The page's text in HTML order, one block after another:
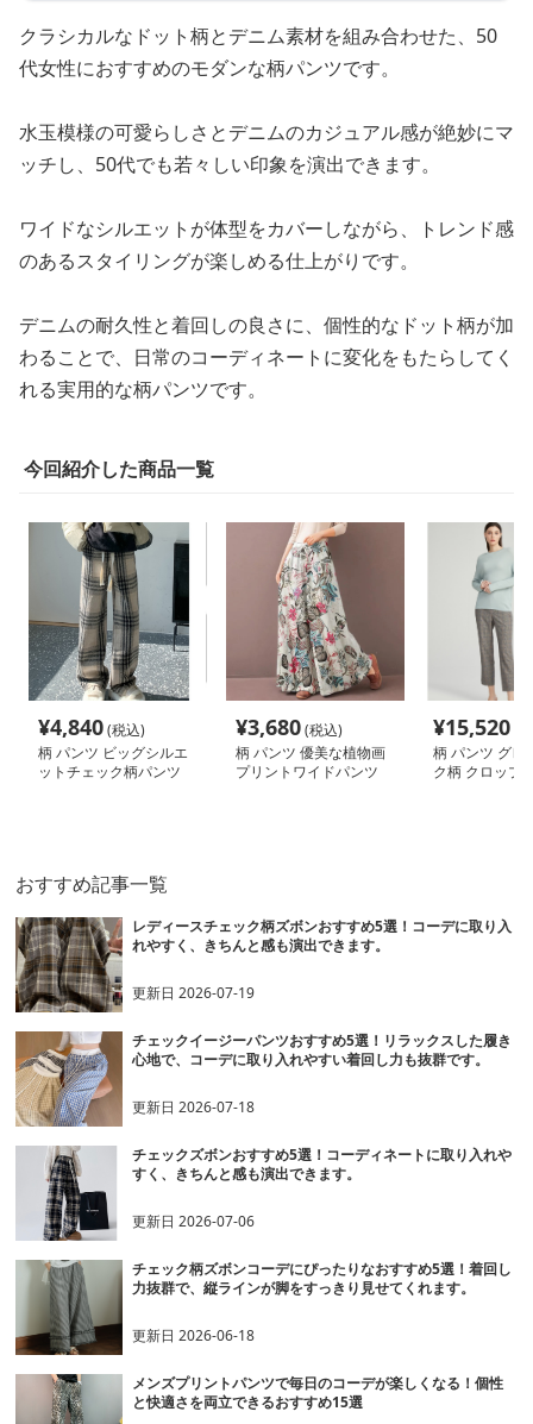
クラシカルなドット柄とデニム素材を組み合わせた、50
代女性におすすめのモダンな柄パンツです。
水玉模様の可愛らしさとデニムのカジュアル感が絶妙にマ
ッチし、50代でも若々しい印象を演出できます。
ワイドなシルエットが体型をカバーしながら、トレンド感
のあるスタイリングが楽しめる仕上がりです。
デニムの耐久性と着回しの良さに、個性的なドット柄が加
わることで、日常のコーディネートに変化をもたらしてく
れる実用的な柄パンツです。
今回紹介した商品一覧
¥4,840(税込)
柄 パンツ ビッグシルエ
ットチェック柄パンツ
¥3,680(税込)
柄 パンツ 優美な植物画
プリントワイドパンツ
¥15,520
柄 パンツ グレ
ク柄 クロップ
おすすめ記事一覧
レディースチェック柄ズボンおすすめ5選！コーデに取り入
れやすく、きちんと感も演出できます。
更新日2026-07-19
チェックイージーパンツおすすめ5選！リラックスした履き
心地で、コーデに取り入れやすい着回し力も抜群です。
更新日2026-07-18
チェックズボンおすすめ5選！コーディネートに取り入れや
すく、きちんと感も演出できます。
更新日2026-07-06
チェック柄ズボンコーデにぴったりなおすすめ5選！着回し
力抜群で、縦ラインが脚をすっきり見せてくれます。
更新日2026-06-18
メンズプリントパンツで毎日のコーデが楽しくなる！個性
と快適さを両立できるおすすめ15選